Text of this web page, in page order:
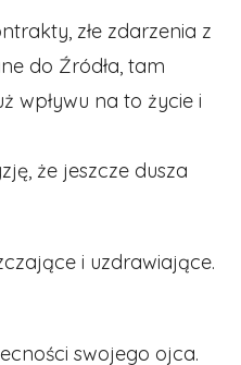
złe zdarzenia z
do Źródła, tam
wpływu na to życie i
że jeszcze dusza
i uzdrawiające.
swojego ojca.